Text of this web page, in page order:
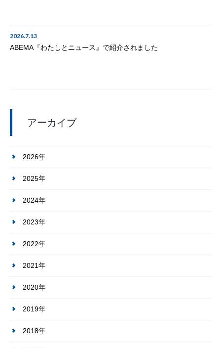
2026.7.13
ABEMA『わたしとニュース』で紹介されました
アーカイブ
2026年
2025年
2024年
2023年
2022年
2021年
2020年
2019年
2018年